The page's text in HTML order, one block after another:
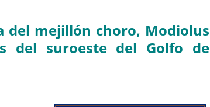
del mejillón choro, Modiolus
del suroeste del Golfo de